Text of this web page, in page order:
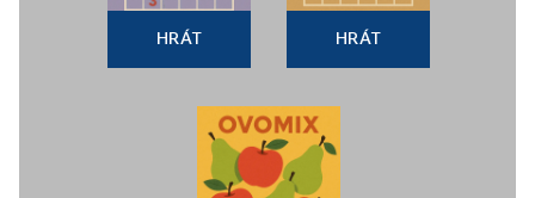
HRÁT HRÁT